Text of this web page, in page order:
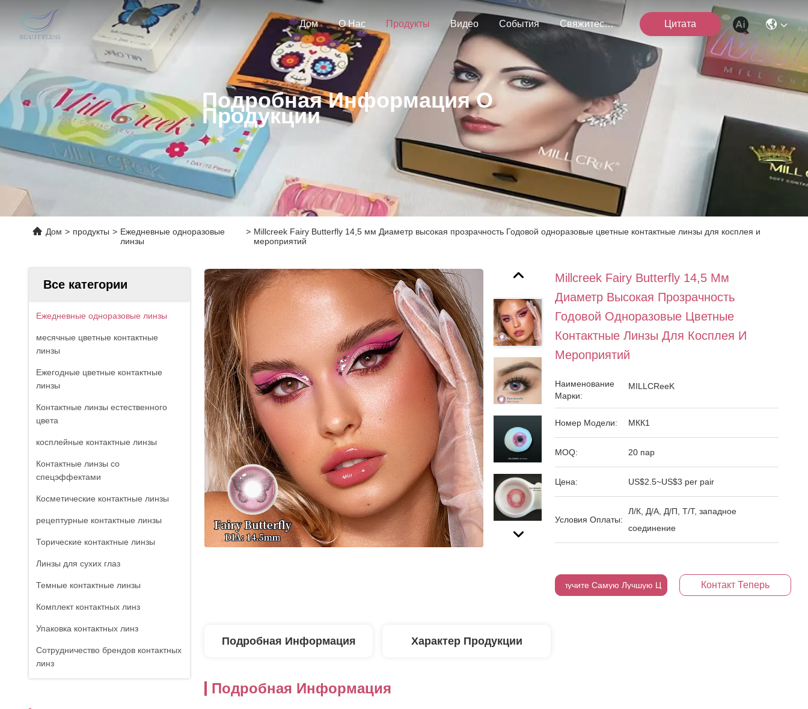
Дом О Нас Продукты Видео События Свяжитесь Мы Цитата
Подробная Информация О
Продукции
Дом > продукты > Ежедневные одноразовые
линзы
> Millcreek Fairy Butterfly 14,5 мм Диаметр высокая прозрачность Годовой одноразовые цветные контактные линзы для косплея и
мероприятий
Все категории
Ежедневные одноразовые линзы
месячные цветные контактные
линзы
Ежегодные цветные контактные
линзы
Контактные линзы естественного
цвета
косплейные контактные линзы
Контактные линзы со
спецэффектами
Косметические контактные линзы
рецептурные контактные линзы
Торические контактные линзы
Линзы для сухих глаз
Темные контактные линзы
Комплект контактных линз
Упаковка контактных линз
Сотрудничество брендов контактных
линз
Millcreek Fairy Butterfly 14,5 Мм
Диаметр Высокая Прозрачность
Годовой Одноразовые Цветные
Контактные Линзы Для Косплея И
Мероприятий
Наименование
Марки:
MILLCReeK
Номер Модели: МКК1
MOQ: 20 пар
Цена: US$2.5~US$3 per pair
Условия Оплаты:
Л/К, Д/А, Д/П, Т/Т, западное
соединение
Получите Самую Лучшую Цену Контакт Теперь
Подробная Информация Характер Продукции
Подробная Информация